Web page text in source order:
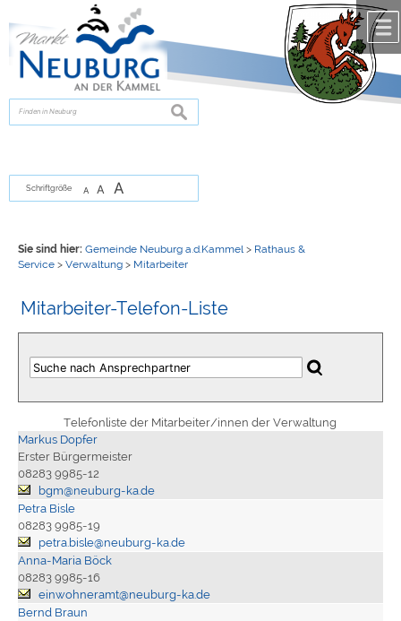
zur Navigationoder
springen.
suchen
Schriftgröße A A A
Sie sind hier: Gemeinde Neuburg a.d.Kammel > Rathaus &
Service> Verwaltung> Mitarbeiter
Mitarbeiter-Telefon-Liste
Telefonliste der Mitarbeiter/innen der Verwaltung
Markus Dopfer
Erster Bürgermeister
08283 9985-12
bgm@neuburg-ka.de
Petra Bisle
08283 9985-19
petra.bisle@neuburg-ka.de
Anna-Maria Böck
08283 9985-16
einwohneramt@neuburg-ka.de
Bernd Braun